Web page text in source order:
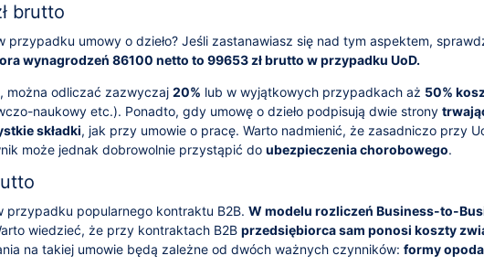
brutto
umowy o dzieło? Jeśli zastanawiasz się nad tym aspektem,
wynagrodzeń 86100 netto to 99653 zł brutto w przypadku UoD.
można odliczać zazwyczaj 20% lub w wyjątkowych przypadkach aż 50%
naukowy etc.). Ponadto, gdy umowę o dzieło podpisują dwie strony
składki, jak przy umowie o pracę. Warto nadmienić, że zasadniczo przy
może jednak dobrowolnie przystąpić do ubezpieczenia chorobowego.
popularnego kontraktu B2B. W modelu rozliczeń Business-to-
wiedzieć, że przy kontraktach B2B przedsiębiorca sam ponosi koszty
na takiej umowie będą zależne od dwóch ważnych czynników: formy